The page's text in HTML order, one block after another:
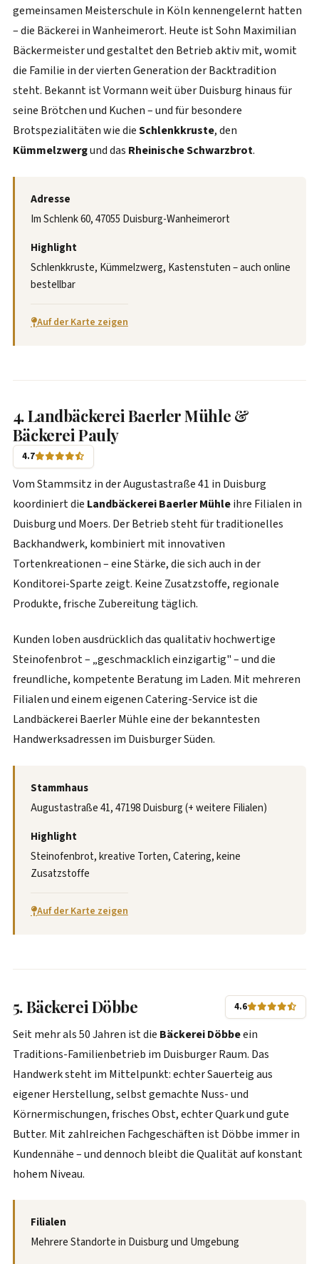
gemeinsamen Meisterschule in Köln kennengelernt hatten
– die Bäckerei in Wanheimerort. Heute ist Sohn Maximilian
Bäckermeister und gestaltet den Betrieb aktiv mit, womit
die Familie in der vierten Generation der Backtradition
steht. Bekannt ist Vormann weit über Duisburg hinaus für
seine Brötchen und Kuchen – und für besondere
Brotspezialitäten wie dieSchlenkkruste, den
Kümmelzwergund das Rheinische Schwarzbrot.
Adresse
Im Schlenk 60, 47055 Duisburg-Wanheimerort
Highlight
Schlenkkruste, Kümmelzwerg, Kastenstuten – auch online
bestellbar
Auf der Karte zeigen
4. Landbäckerei Baerler Mühle &
Bäckerei Pauly
4.7
Vom Stammsitz in der Augustastraße 41 in Duisburg
koordiniert die Landbäckerei Baerler Mühleihre Filialen in
Duisburg und Moers. Der Betrieb steht für traditionelles
Backhandwerk, kombiniert mit innovativen
Tortenkreationen – eine Stärke, die sich auch in der
Konditorei-Sparte zeigt. Keine Zusatzstoffe, regionale
Produkte, frische Zubereitung täglich.
Kunden loben ausdrücklich das qualitativ hochwertige
Steinofenbrot – „geschmacklich einzigartig" – und die
freundliche, kompetente Beratung im Laden. Mit mehreren
Filialen und einem eigenen Catering-Service ist die
Landbäckerei Baerler Mühle eine der bekanntesten
Handwerksadressen im Duisburger Süden.
Stammhaus
Augustastraße 41, 47198 Duisburg (+ weitere Filialen)
Highlight
Steinofenbrot, kreative Torten, Catering, keine
Zusatzstoffe
Auf der Karte zeigen
5. Bäckerei Döbbe 4.6
Seit mehr als 50 Jahren ist die Bäckerei Döbbeein
Traditions-Familienbetrieb im Duisburger Raum. Das
Handwerk steht im Mittelpunkt: echter Sauerteig aus
eigener Herstellung, selbst gemachte Nuss- und
Körnermischungen, frisches Obst, echter Quark und gute
Butter. Mit zahlreichen Fachgeschäften ist Döbbe immer in
Kundennähe – und dennoch bleibt die Qualität auf konstant
hohem Niveau.
Filialen
Mehrere Standorte in Duisburg und Umgebung